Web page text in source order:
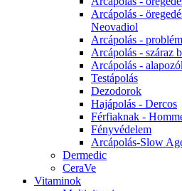
Arcápolás -
Neovadiol
Arcápolás -
Arcápolás - száraz
Arcápolás -
Testápolás
Dezodorok
Hajápolás - Dercos
Férfiaknak -
Fényvédelem
Arcápolás-Slow
Dermedic
CeraVe
Vitaminok